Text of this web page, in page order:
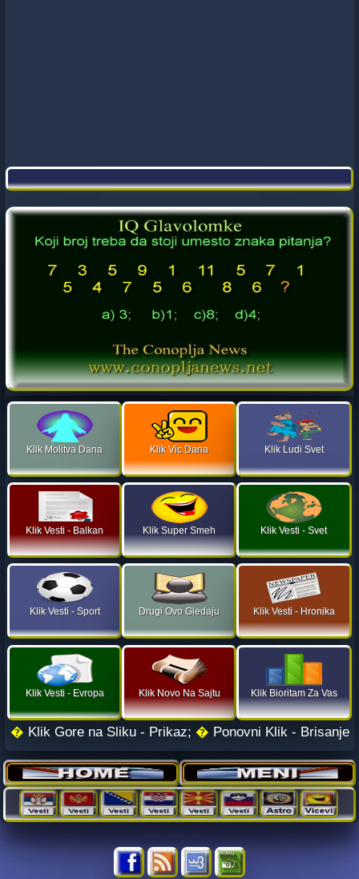
Klik Molitva Dana Klik Vic Dana Klik Ludi Svet
Klik Vesti - Balkan Klik Super Smeh Klik Vesti - Svet
Klik Vesti - Sport Drugi Ovo Gledaju Klik Vesti - Hronika
Klik Vesti - Evropa Klik Novo Na Sajtu Klik Bioritam Za Vas
� Klik Gore na Sliku - Prikaz; � Ponovni Klik - Brisanje